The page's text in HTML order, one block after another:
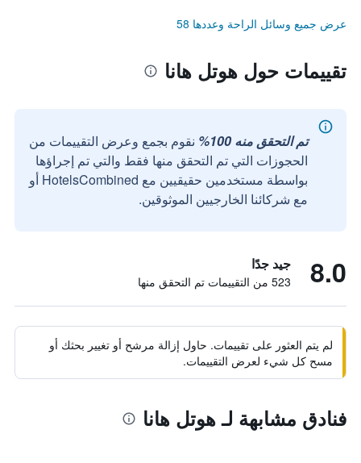
عرض جميع وسائل الراحة وعددها 58
تقييمات حول هوتل هانا
تم التحقق منه 100%
نقوم بجمع وعرض التقييمات من
الحجوزات التي تم التحقق منها فقط والتي تم إجراؤها
بواسطة مستخدمين حقيقيين مع HotelsCombined أو
مع شركائنا الخارجيين الموثوقين.
8.0 جيد جدًا
523 من التقييمات تم التحقق منها
لم يتم العثور على تقييمات. حاول إزالة مرشح أو تغيير بحثك أو
مسح كل شيء لعرض التقييمات.
فنادق مشابهة لـ هوتل هانا